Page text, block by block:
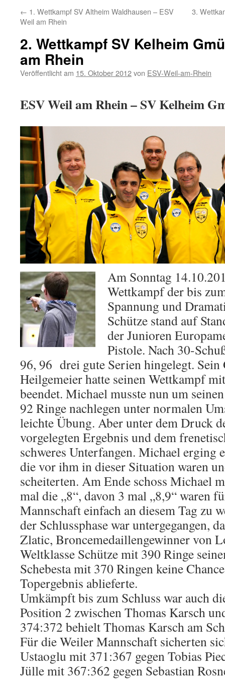
← 1. Wettkampf SV Altheim Waldhausen – ESV
Weil am Rhein
3.
2. Wettkampf SV Kelheim
am Rhein
Veröffentlicht am 15. Oktober 2012von ESV-Weil-am-Rhein
ESV Weil am Rhein – SV Kelheim
Am Sonntag
Wettkampf der bis
Spannung und
Schütze stand auf
der Junioren
Pistole. Nach 30-
96, 96 drei gute Serien hingelegt. Sein
Heilgemeier hatte seinen Wettkampf
beendet. Michael musste nun um
92 Ringe nachlegen unter normalen
leichte Übung. Aber unter dem Druck
vorgelegten Ergebnis und dem
schweres Unterfangen. Michael erging
die vor ihm in dieser Situation waren
scheiterten. Am Ende schoss Michael
mal die „8“, davon 3 mal „8,9“ waren
Mannschaft einfach an diesem Tag zu
der Schlussphase war untergegangen,
Zlatic, Broncemedaillengewinner von
Weltklasse Schütze mit 390 Ringe
Schebesta mit 370 Ringen keine
Topergebnis ablieferte.
Umkämpft bis zum Schluss war auch
Position 2 zwischen Thomas Karsch
374:372 behielt Thomas Karsch am
Für die Weiler Mannschaft sicherten
Ustaoglu mit 371:367 gegen Tobias
Jülle mit 367:362 gegen Sebastian